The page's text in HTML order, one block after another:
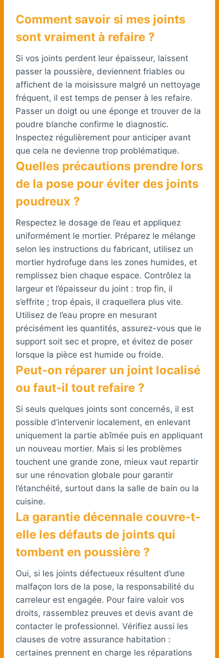
Comment savoir si mes joints
sont vraiment à refaire ?
Si vos joints perdent leur épaisseur, laissent
passer la poussière, deviennent friables ou
affichent de la moisissure malgré un nettoyage
fréquent, il est temps de penser à les refaire.
Passer un doigt ou une éponge et trouver de la
poudre blanche confirme le diagnostic.
Inspectez régulièrement pour anticiper avant
que cela ne devienne trop problématique.
Quelles précautions prendre lors
de la pose pour éviter des joints
poudreux ?
Respectez le dosage de l’eau et appliquez
uniformément le mortier. Préparez le mélange
selon les instructions du fabricant, utilisez un
mortier hydrofuge dans les zones humides, et
remplissez bien chaque espace. Contrôlez la
largeur et l’épaisseur du joint : trop fin, il
s’effrite ; trop épais, il craquellera plus vite.
Utilisez de l’eau propre en mesurant
précisément les quantités, assurez-vous que le
support soit sec et propre, et évitez de poser
lorsque la pièce est humide ou froide.
Peut-on réparer un joint localisé
ou faut-il tout refaire ?
Si seuls quelques joints sont concernés, il est
possible d’intervenir localement, en enlevant
uniquement la partie abîmée puis en appliquant
un nouveau mortier. Mais si les problèmes
touchent une grande zone, mieux vaut repartir
sur une rénovation globale pour garantir
l’étanchéité, surtout dans la salle de bain ou la
cuisine.
La garantie décennale couvre-t-
elle les défauts de joints qui
tombent en poussière ?
Oui, si les joints défectueux résultent d’une
malfaçon lors de la pose, la responsabilité du
carreleur est engagée. Pour faire valoir vos
droits, rassemblez preuves et devis avant de
contacter le professionnel. Vérifiez aussi les
clauses de votre assurance habitation :
certaines prennent en charge les réparations